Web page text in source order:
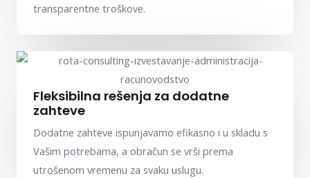
transparentne troškove.
Fleksibilna rešenja za dodatne
zahteve
Dodatne zahteve ispunjavamo efikasno i u skladu s
Vašim potrebama, a obračun se vrši prema
utrošenom vremenu za svaku uslugu.